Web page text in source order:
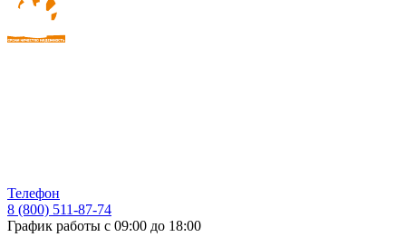
Телефон
8 (800) 511-87-74
График работы с 09:00 до 18:00